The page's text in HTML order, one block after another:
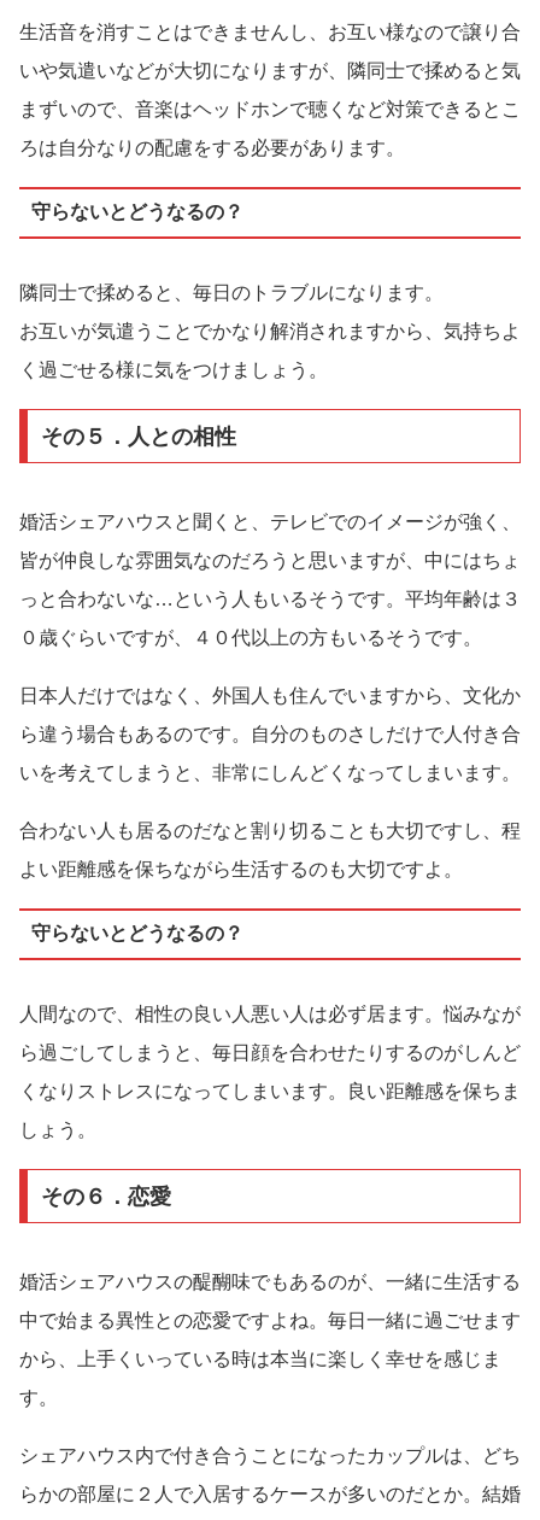
生活音を消すことはできませんし、お互い様なので譲り合
いや気遣いなどが大切になりますが、隣同士で揉めると気
まずいので、音楽はヘッドホンで聴くなど対策できるとこ
ろは自分なりの配慮をする必要があります。
守らないとどうなるの？
隣同士で揉めると、毎日のトラブルになります。
お互いが気遣うことでかなり解消されますから、気持ちよ
く過ごせる様に気をつけましょう。
その５．人との相性
婚活シェアハウスと聞くと、テレビでのイメージが強く、
皆が仲良しな雰囲気なのだろうと思いますが、中にはちょ
っと合わないな…という人もいるそうです。平均年齢は３
０歳ぐらいですが、４０代以上の方もいるそうです。
日本人だけではなく、外国人も住んでいますから、文化か
ら違う場合もあるのです。自分のものさしだけで人付き合
いを考えてしまうと、非常にしんどくなってしまいます。
合わない人も居るのだなと割り切ることも大切ですし、程
よい距離感を保ちながら生活するのも大切ですよ。
守らないとどうなるの？
人間なので、相性の良い人悪い人は必ず居ます。悩みなが
ら過ごしてしまうと、毎日顔を合わせたりするのがしんど
くなりストレスになってしまいます。良い距離感を保ちま
しょう。
その６．恋愛
婚活シェアハウスの醍醐味でもあるのが、一緒に生活する
中で始まる異性との恋愛ですよね。毎日一緒に過ごせます
から、上手くいっている時は本当に楽しく幸せを感じま
す。
シェアハウス内で付き合うことになったカップルは、どち
らかの部屋に２人で入居するケースが多いのだとか。結婚